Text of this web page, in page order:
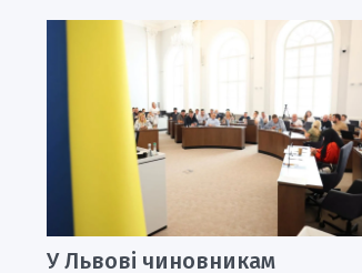
У Львові чиновникам